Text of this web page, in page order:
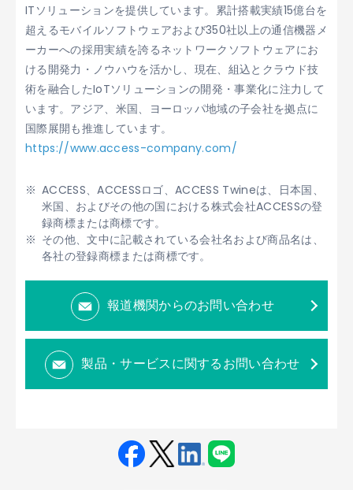
ITソリューションを提供しています。累計搭載実績15億台を
超えるモバイルソフトウェアおよび350社以上の通信機器メ
ーカーへの採用実績を誇るネットワークソフトウェアにお
ける開発力・ノウハウを活かし、現在、組込とクラウド技
術を融合したIoTソリューションの開発・事業化に注力して
います。アジア、米国、ヨーロッパ地域の子会社を拠点に
国際展開も推進しています。
https://www.access-company.com/
ACCESS、ACCESSロゴ、ACCESS Twineは、日本国、
米国、およびその他の国における株式会社ACCESSの登
録商標または商標です。
その他、文中に記載されている会社名および商品名は、
各社の登録商標または商標です。
報道機関からのお問い合わせ
製品・サービスに関するお問い合わせ